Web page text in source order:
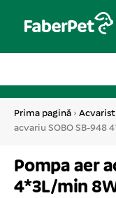
Prima pagină ›
acvariu SOBO SB-948
Pompa aer
4*3L/min